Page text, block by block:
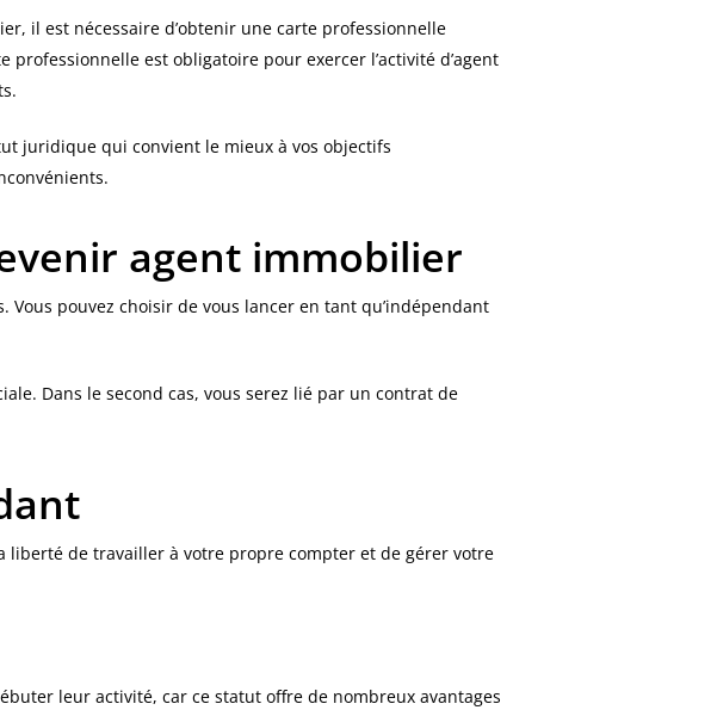
il est nécessaire d’obtenir une carte professionnelle
professionnelle est obligatoire pour exercer l’activité d’agent
juridique qui convient le mieux à vos objectifs
agent immobilier
pouvez choisir de vous lancer en tant qu’indépendant
Dans le second cas, vous serez lié par un contrat de
liberté de travailler à votre propre compter et de gérer votre
leur activité, car ce statut offre de nombreux avantages